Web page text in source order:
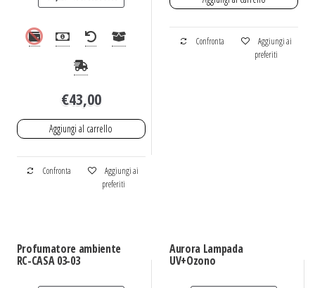
€43,00
Aggiungi al carrello
Confronta
Aggiungi ai
preferiti
Confronta
Aggiungi ai
preferiti
Profumatore ambiente
RC-CASA 03-03
Aurora Lampada
UV+Ozono